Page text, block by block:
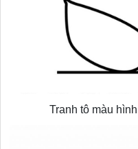
Tranh tô màu